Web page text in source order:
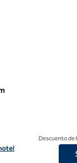
Hilton Anaheim
Descuento de